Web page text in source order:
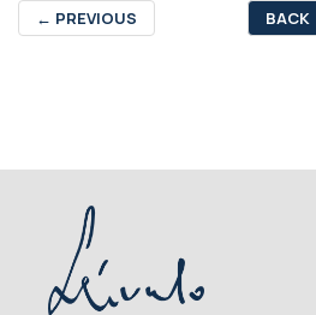
← PREVIOUS BACK